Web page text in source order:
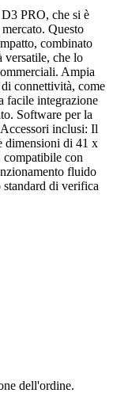
PRO, che si è
Questo
combinato
versatile, che lo
Ampia
connettività, come
facile integrazione
Software per la
inclusi: Il
dimensioni di 41 x
compatibile con
fluido
standard di verifica
dell'ordine.